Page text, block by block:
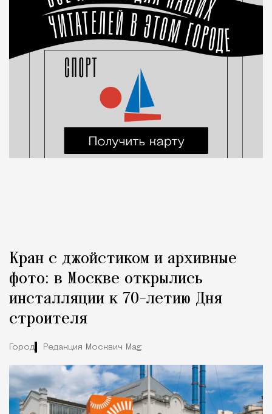
Кран с джойстиком и архивные
фото: в Москве открылись
инсталляции к 70-летию Дня
строителя
Город Редакция Москвич Mag